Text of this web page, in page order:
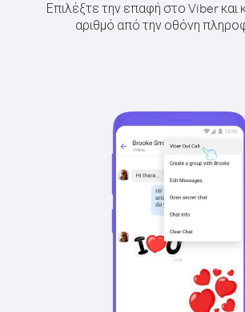
Επιλέξτε την επαφή στο Viber και
αριθμό από την οθόνη